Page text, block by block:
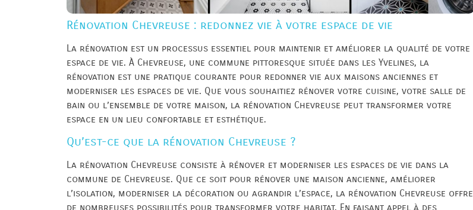
Rénovation Chevreuse : redonnez vie à votre espace de vie
La rénovation est un processus essentiel pour maintenir et améliorer la qualité de votre
espace de vie. À Chevreuse, une commune pittoresque située dans les Yvelines, la
rénovation est une pratique courante pour redonner vie aux maisons anciennes et
moderniser les espaces de vie. Que vous souhaitiez rénover votre cuisine, votre salle de
bain ou l’ensemble de votre maison, la rénovation Chevreuse peut transformer votre
espace en un lieu confortable et esthétique.
Qu’est-ce que la rénovation Chevreuse ?
La rénovation Chevreuse consiste à rénover et moderniser les espaces de vie dans la
commune de Chevreuse. Que ce soit pour rénover une maison ancienne, améliorer
l’isolation, moderniser la décoration ou agrandir l’espace, la rénovation Chevreuse offre
de nombreuses possibilités pour transformer votre habitat. En faisant appel à des